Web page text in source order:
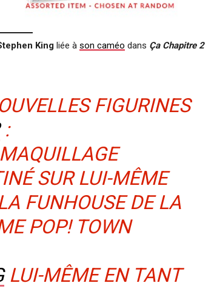
King liée à son caméo dans Ça Chapitre 2
FIGURINES
:
SUR LUI-MÊME
FUNHOUSE DE LA
POP! TOWN
LUI-MÊME EN TANT